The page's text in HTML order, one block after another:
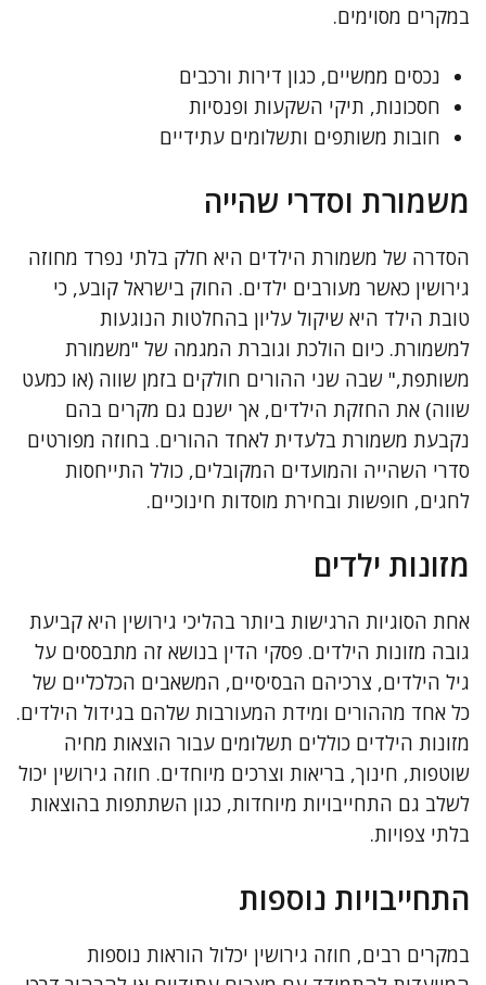
במקרים מסוימים.
נכסים ממשיים, כגון דירות ורכבים
חסכונות, תיקי השקעות ופנסיות
חובות משותפים ותשלומים עתידיים
משמורת וסדרי שהייה
הסדרה של משמורת הילדים היא חלק בלתי נפרד מחוזה
גירושין כאשר מעורבים ילדים. החוק בישראל קובע, כי
טובת הילד היא שיקול עליון בהחלטות הנוגעות
למשמורת. כיום הולכת וגוברת המגמה של "משמורת
משותפת," שבה שני ההורים חולקים בזמן שווה (או כמעט
שווה) את החזקת הילדים, אך ישנם גם מקרים בהם
נקבעת משמורת בלעדית לאחד ההורים. בחוזה מפורטים
סדרי השהייה והמועדים המקובלים, כולל התייחסות
לחגים, חופשות ובחירת מוסדות חינוכיים.
מזונות ילדים
אחת הסוגיות הרגישות ביותר בהליכי גירושין היא קביעת
גובה מזונות הילדים. פסקי הדין בנושא זה מתבססים על
גיל הילדים, צרכיהם הבסיסיים, המשאבים הכלכליים של
כל אחד מההורים ומידת המעורבות שלהם בגידול הילדים.
מזונות הילדים כוללים תשלומים עבור הוצאות מחיה
שוטפות, חינוך, בריאות וצרכים מיוחדים. חוזה גירושין יכול
לשלב גם התחייבויות מיוחדות, כגון השתתפות בהוצאות
בלתי צפויות.
התחייבויות נוספות
במקרים רבים, חוזה גירושין יכלול הוראות נוספות